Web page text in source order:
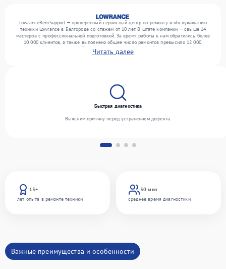
LowranceRemSupport — проверенный сервисный центр по ремонту и обслуживанию
техники Lowrance в Белгороде со стажем от 10 лет. В штате компании — свыше 14
мастеров с профессиональной подготовкой. За время работы к нам обратились более
10 000 клиентов, а также выполнено общее число ремонтов превысило 12 000.
Ежемесячно в сервисный центр поступает от 300 устройств, включая , , . Мы
выполняем ремонт различного уровня сложности и предлагаем стабильный уровень
Читать далее
13+
лет опыта в ремонте техники
30 мин
среднее время диагностики
Быстрая диагностика
Выясним причину перед устранением дефекта.
Важные преимущества и особенности